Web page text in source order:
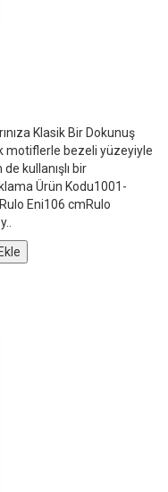
Klasik Bir Dokunuş
motiflerle bezeli yüzeyiyle
kullanışlı bir
Ürün Kodu1001-
Eni106 cmRulo